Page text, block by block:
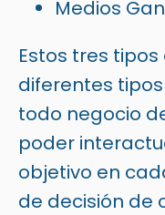
Medios
Estos tres
diferentes
todo negocio
poder
objetivo en
de decisión de